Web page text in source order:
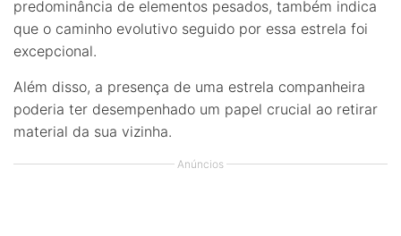
predominância de elementos pesados, também indica
que o caminho evolutivo seguido por essa estrela foi
excepcional.
Além disso, a presença de uma estrela companheira
poderia ter desempenhado um papel crucial ao retirar
material da sua vizinha.
Anúncios